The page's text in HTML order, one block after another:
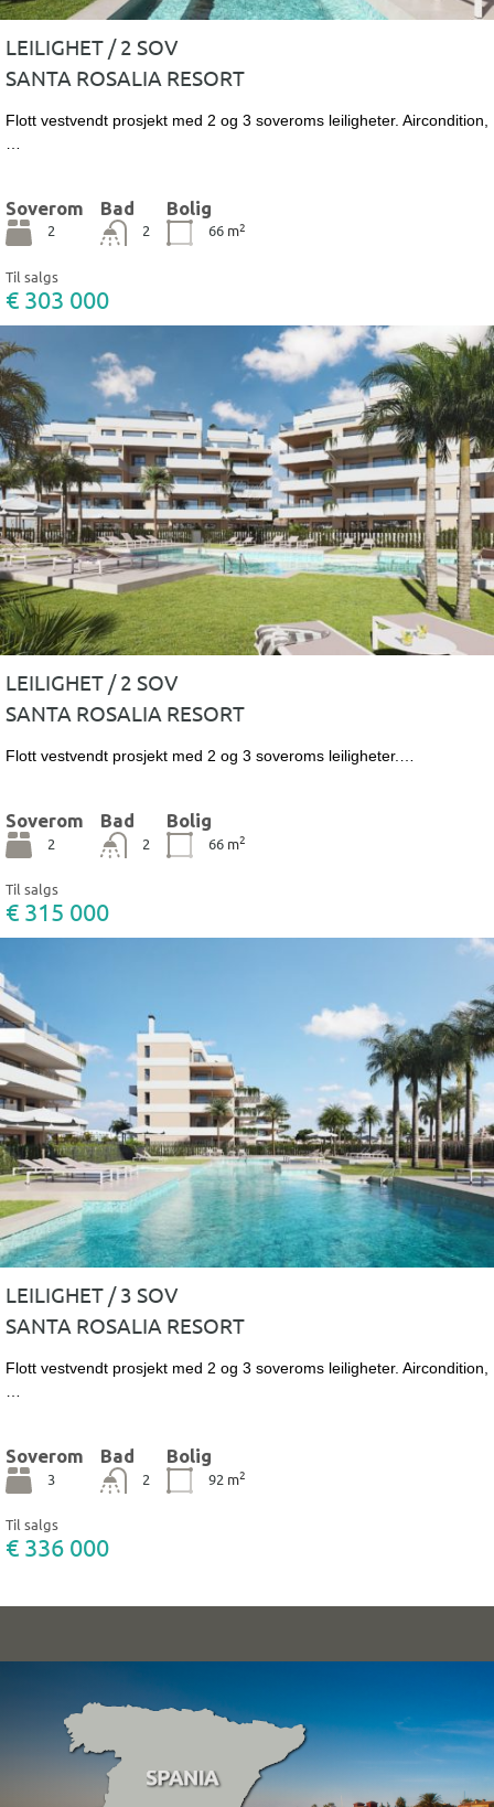
LEILIGHET / 2 SOV
SANTA ROSALIA RESORT
Flott vestvendt prosjekt med 2 og 3 soveroms leiligheter. Aircondition,
Soverom
2
Bad
2
Bolig
66 m2
Til salgs
€ 303 000
LEILIGHET / 2 SOV
SANTA ROSALIA RESORT
Flott vestvendt prosjekt med 2 og 3 soveroms leiligheter.…
Soverom
2
Bad
2
Bolig
66 m2
Til salgs
€ 315 000
LEILIGHET / 3 SOV
SANTA ROSALIA RESORT
Flott vestvendt prosjekt med 2 og 3 soveroms leiligheter. Aircondition,
Soverom
3
Bad
2
Bolig
92 m2
Til salgs
€ 336 000